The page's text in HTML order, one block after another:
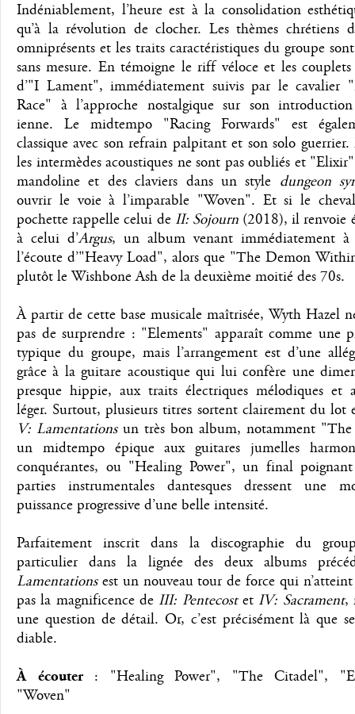
Indéniablement, l’heure est à la consolidation
qu’à la révolution de clocher. Les thèmes chrétiens
omniprésents et les traits caractéristiques du groupe
sans mesure. En témoigne le riff véloce et les couplets
d’"I Lament", immédiatement suivis par le cavalier
Race" à l’approche nostalgique sur son
ienne. Le midtempo "Racing Forwards" est
classique avec son refrain palpitant et son solo
les intermèdes acoustiques ne sont pas oubliés et
mandoline et des claviers dans un style dungeon
ouvrir le voie à l’imparable "Woven". Et si le
pochette rappelle celui de II: Sojourn(2018), il renvoie
à celui d’Argus, un album venant immédiatement à
l’écoute d’"Heavy Load", alors que "The Demon
plutôt le Wishbone Ash de la deuxième moitié des 70s.
À partir de cette base musicale maîtrisée, Wyth Hazel
pas de surprendre : "Elements" apparaît comme une
typique du groupe, mais l’arrangement est d’une
grâce à la guitare acoustique qui lui confère une
presque hippie, aux traits électriques mélodiques et
léger. Surtout, plusieurs titres sortent clairement du lot
V: Lamentationsun très bon album, notamment
un midtempo épique aux guitares jumelles
conquérantes, ou "Healing Power", un final
parties instrumentales dantesques dressent une
puissance progressive d’une belle intensité.
Parfaitement inscrit dans la discographie du
particulier dans la lignée des deux albums
Lamentationsest un nouveau tour de force qui
pas la magnificence de III: Pentecostet IV: Sacrament,
une question de détail. Or, c’est précisément là que
diable.
À écouter: "Healing Power", "The Citadel",
"Woven"